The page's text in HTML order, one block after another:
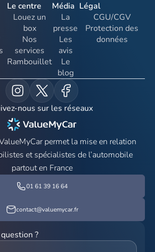
Le centre
Louez un
box
Nos
services
Rambouillet
Média
La
presse
Les
avis
Le
blog
Légal
CGU/CGV
Protection des
données
nous sur les réseaux
permet la mise en relation
et spécialistes de l’automobile
partout en France
01 61 39 16 64
contact@valuemycar.fr
?